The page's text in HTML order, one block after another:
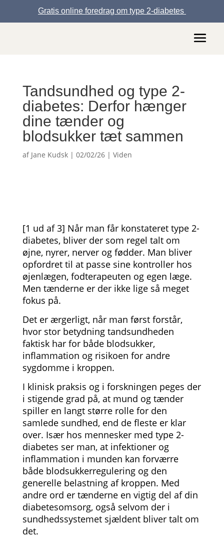
Gratis online foredrag om type 2-diabetes
Tandsundhed og type 2-
diabetes: Derfor hænger
dine tænder og
blodsukker tæt sammen
af Jane Kudsk| 02/02/26| Viden
[1 ud af 3] Når man får konstateret type 2-
diabetes, bliver der som regel talt om
øjne, nyrer, nerver og fødder. Man bliver
opfordret til at passe sine kontroller hos
øjenlægen, fodterapeuten og egen læge.
Men tænderne er der ikke lige så meget
fokus på.
Det er ærgerligt, når man først forstår,
hvor stor betydning tandsundheden
faktisk har for både blodsukker,
inflammation og risikoen for andre
sygdomme i kroppen.
I klinisk praksis og i forskningen peges der
i stigende grad på, at mund og tænder
spiller en langt større rolle for den
samlede sundhed, end de fleste er klar
over. Især hos mennesker med type 2-
diabetes ser man, at infektioner og
inflammation i munden kan forværre
både blodsukkerregulering og den
generelle belastning af kroppen. Med
andre ord er tænderne en vigtig del af din
diabetesomsorg, også selvom der i
sundhedssystemet sjældent bliver talt om
det.